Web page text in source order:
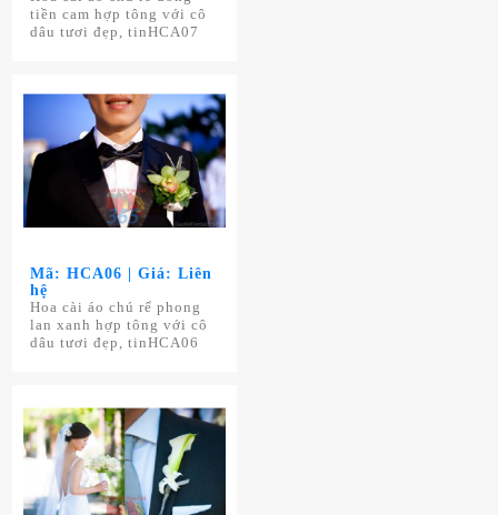
tiền cam hợp tông với cô
dâu tươi đẹp, tinHCA07
Mã: HCA06 | Giá: Liên
hệ
Hoa cài áo chú rể phong
lan xanh hợp tông với cô
dâu tươi đẹp, tinHCA06